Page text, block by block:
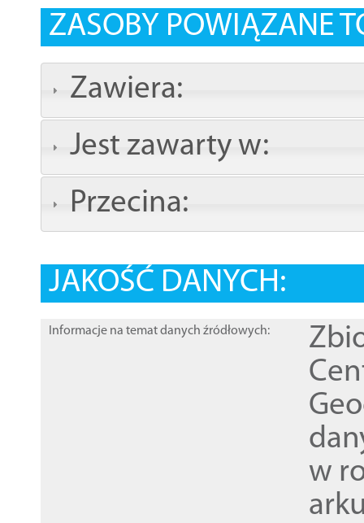
ZASOBY POWIĄZANE
Zawiera:
Jest zawarty w:
Przecina:
JAKOŚĆ DANYCH:
Informacje na temat danych źródłowych:
w